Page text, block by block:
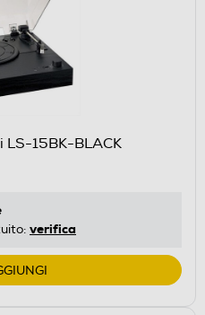
LS-15BK-BLACK
verifica